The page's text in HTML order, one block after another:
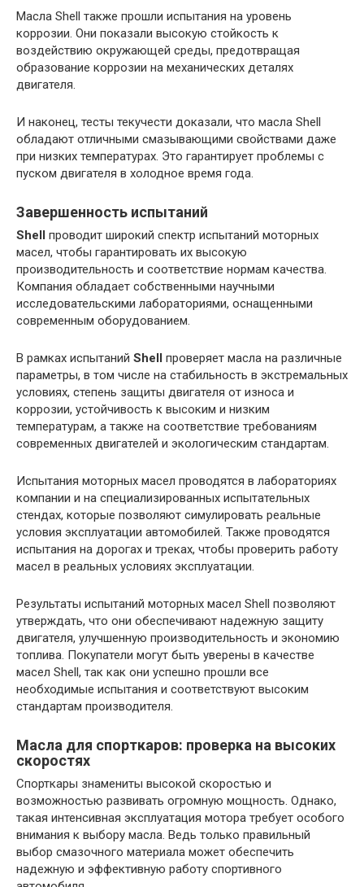
Масла Shell также прошли испытания на уровень
коррозии. Они показали высокую стойкость к
воздействию окружающей среды, предотвращая
образование коррозии на механических деталях
двигателя.
И наконец, тесты текучести доказали, что масла Shell
обладают отличными смазывающими свойствами даже
при низких температурах. Это гарантирует проблемы с
пуском двигателя в холодное время года.
Завершенность испытаний
Shell проводит широкий спектр испытаний моторных
масел, чтобы гарантировать их высокую
производительность и соответствие нормам качества.
Компания обладает собственными научными
исследовательскими лабораториями, оснащенными
современным оборудованием.
В рамках испытаний Shell проверяет масла на различные
параметры, в том числе на стабильность в экстремальных
условиях, степень защиты двигателя от износа и
коррозии, устойчивость к высоким и низким
температурам, а также на соответствие требованиям
современных двигателей и экологическим стандартам.
Испытания моторных масел проводятся в лабораториях
компании и на специализированных испытательных
стендах, которые позволяют симулировать реальные
условия эксплуатации автомобилей. Также проводятся
испытания на дорогах и треках, чтобы проверить работу
масел в реальных условиях эксплуатации.
Результаты испытаний моторных масел Shell позволяют
утверждать, что они обеспечивают надежную защиту
двигателя, улучшенную производительность и экономию
топлива. Покупатели могут быть уверены в качестве
масел Shell, так как они успешно прошли все
необходимые испытания и соответствуют высоким
стандартам производителя.
Масла для спорткаров: проверка на высоких
скоростях
Спорткары знамениты высокой скоростью и
возможностью развивать огромную мощность. Однако,
такая интенсивная эксплуатация мотора требует особого
внимания к выбору масла. Ведь только правильный
выбор смазочного материала может обеспечить
надежную и эффективную работу спортивного